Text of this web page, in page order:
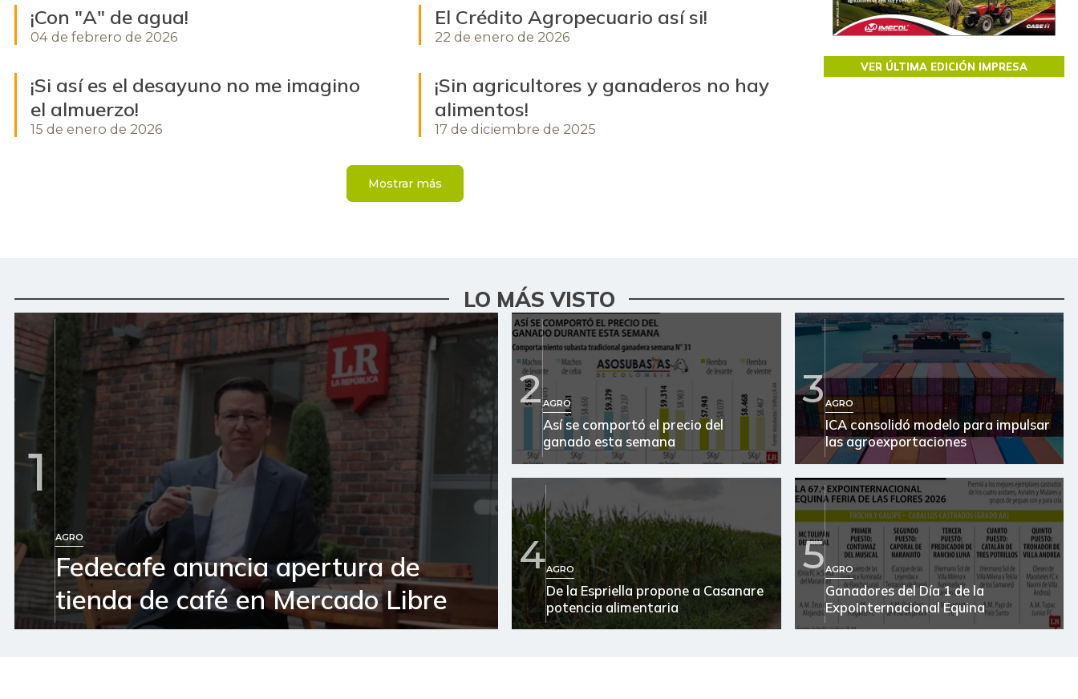
¡Con "A" de agua!
04 de febrero de 2026
El Crédito Agropecuario así si!
22 de enero de 2026
¡Si así es el desayuno no me imagino
el almuerzo!
15 de enero de 2026
¡Sin agricultores y ganaderos no hay
alimentos!
17 de diciembre de 2025
Mostrar más
VER ÚLTIMA EDICIÓN IMPRESA
LO MÁS VISTO
1
AGRO
Fedecafe anuncia apertura de
tienda de café en Mercado Libre
2AGRO
Así se comportó el precio del
ganado esta semana
3AGRO
ICA consolidó modelo para impulsar
las agroexportaciones
4AGRO
De la Espriella propone a Casanare
potencia alimentaria
5AGRO
Ganadores del Día 1 de la
ExpoInternacional Equina